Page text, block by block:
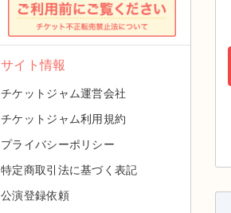
サイト情報
チケットジャム運営会社
チケットジャム利用規約
プライバシーポリシー
特定商取引法に基づく表記
公演登録依頼